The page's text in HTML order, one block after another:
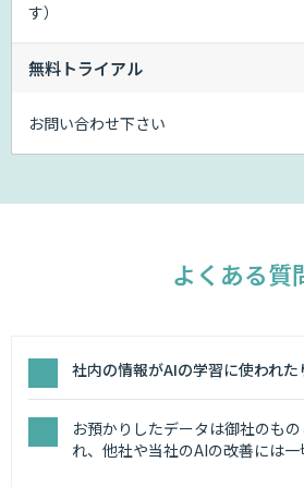
す）
無料トライアル
お問い合わせ下さい
よくある質
社内の情報がAIの学習に使われた
お預かりしたデータは御社のも
れ、他社や当社のAIの改善には一